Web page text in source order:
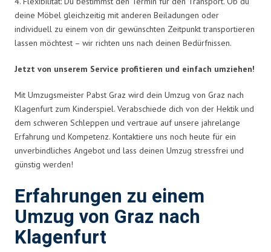
deine Möbel gleichzeitig mit anderen Beiladungen oder
individuell zu einem von dir gewünschten Zeitpunkt transportieren
lassen möchtest – wir richten uns nach deinen Bedürfnissen.
Jetzt von unserem Service profitieren und einfach umziehen!
Mit Umzugsmeister Pabst Graz wird dein Umzug von Graz nach
Klagenfurt zum Kinderspiel. Verabschiede dich von der Hektik und
dem schweren Schleppen und vertraue auf unsere jahrelange
Erfahrung und Kompetenz. Kontaktiere uns noch heute für ein
unverbindliches Angebot und lass deinen Umzug stressfrei und
günstig werden!
Erfahrungen zu einem
Umzug von Graz nach
Klagenfurt